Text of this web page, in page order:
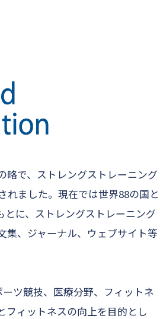
で、ストレングストレーニング
れました。現在では世界88の国と
に、ストレングストレーニング
集、ジャーナル、ウェブサイト等
ツ競技、医療分野、フィットネ
フィットネスの向上を目的とし